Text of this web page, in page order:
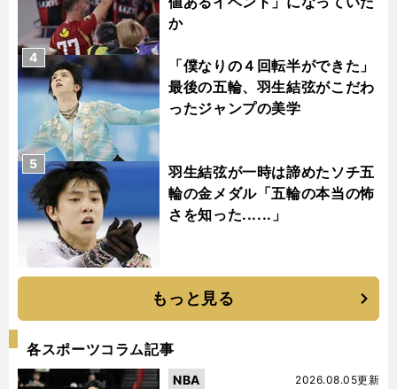
か
「僕なりの４回転半ができた」
最後の五輪、羽生結弦がこだわ
ったジャンプの美学
4
羽生結弦が一時は諦めたソチ五
輪の金メダル「五輪の本当の怖
さを知った......」
5
もっと見る
各スポーツコラム記事
2026.08.05更新
NBA